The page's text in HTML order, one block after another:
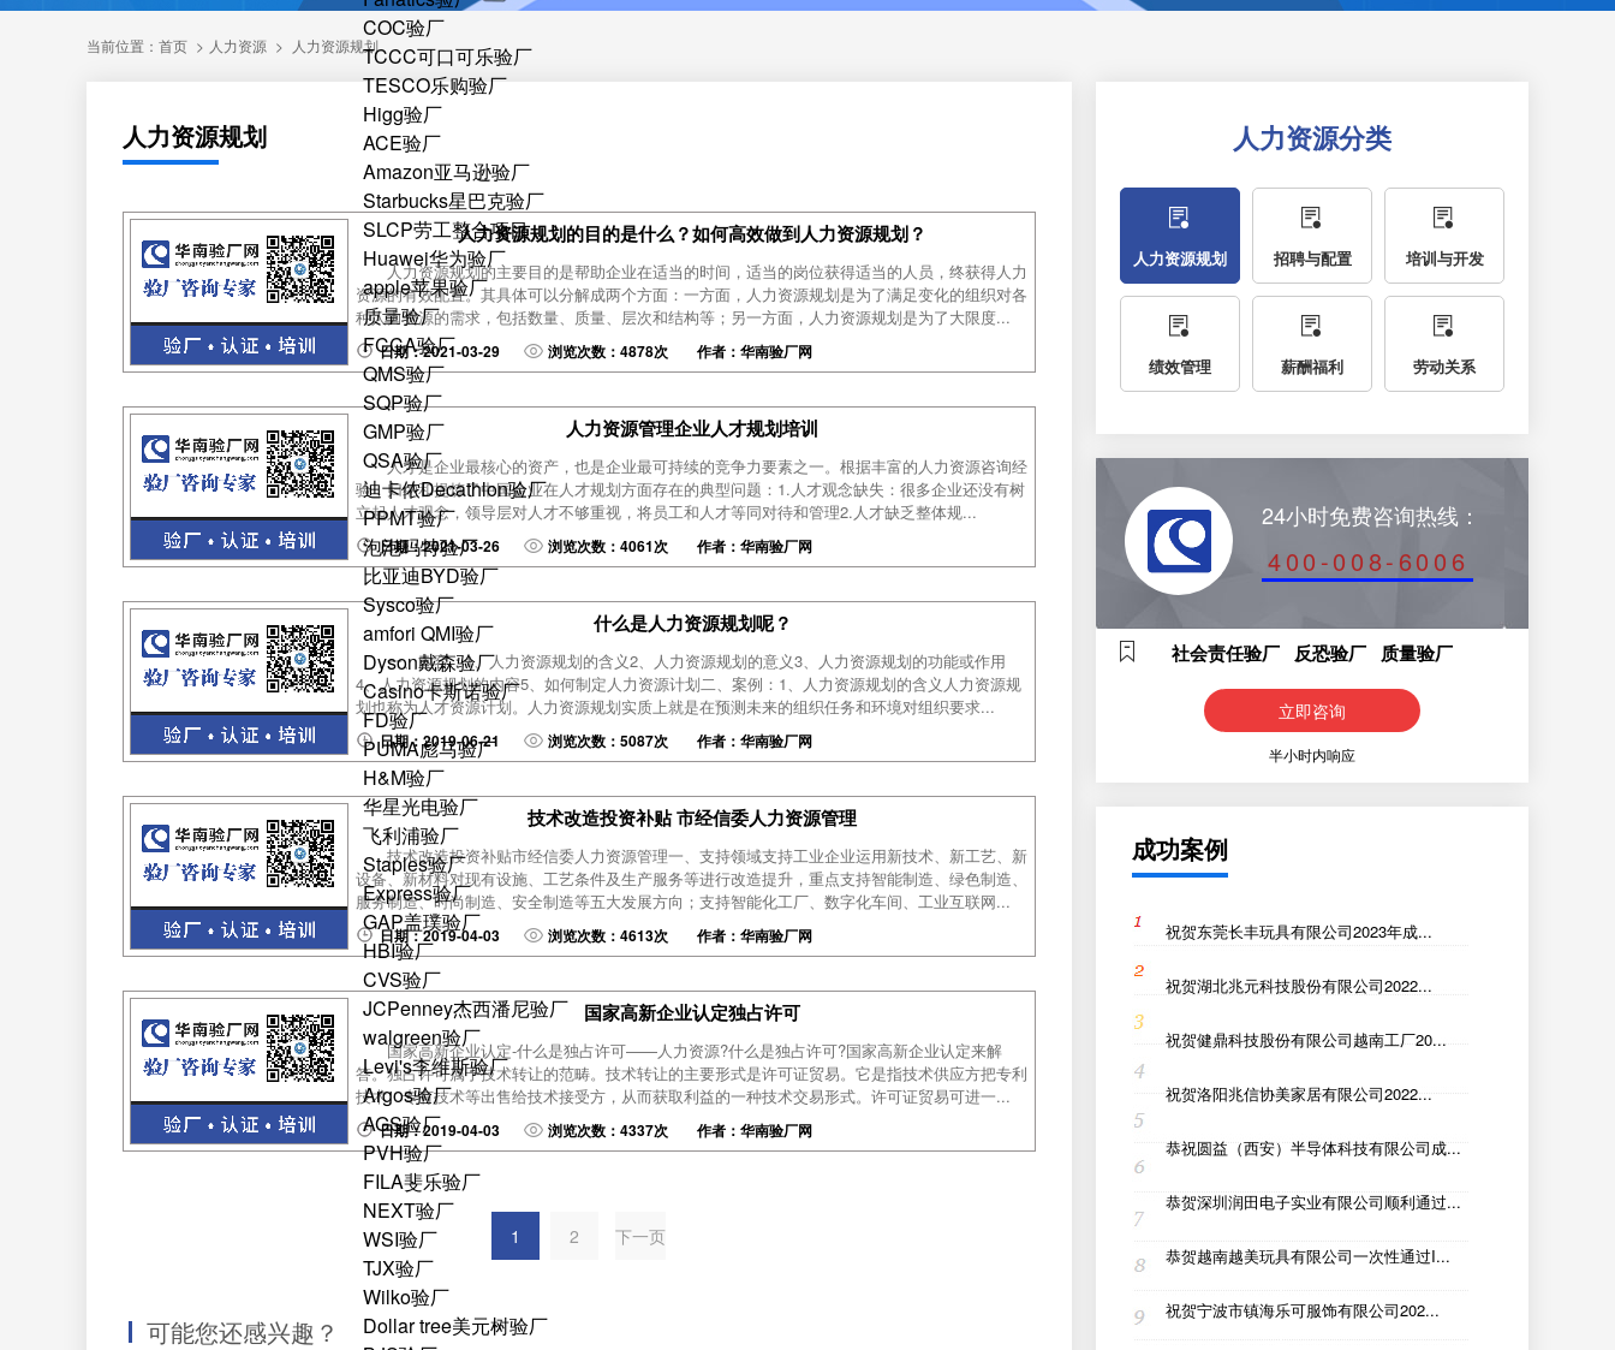
COC验厂
TCCC可口可乐验厂
TESCO乐购验厂
Higg验厂
ACE验厂
Amazon亚马逊验厂
Starbucks星巴克验厂
SLCP劳工整合项目
Huawei华为验厂
apple苹果验厂
质量验厂
FCCA验厂
QMS验厂
SQP验厂
GMP验厂
QSA验厂
迪卡侬Decathlon验厂
PPMT验厂
泡泡玛特验厂
比亚迪BYD验厂
Sysco验厂
amfori QMI验厂
Dyson戴森验厂
Casino卡斯诺验厂
FD验厂
PUMA彪马验厂
H&M验厂
华星光电验厂
飞利浦验厂
Staples验厂
Express验厂
GAP盖璞验厂
HBI验厂
CVS验厂
JCPenney杰西潘尼验厂
walgreen验厂
Levi's李维斯验厂
Argos验厂
AGS验厂
PVH验厂
FILA斐乐验厂
NEXT验厂
WSI验厂
TJX验厂
Wilko验厂
Dollar tree美元树验厂
当前位置： 首页 > 人力资源 > 人力资源规划
人力资源规划
人力资源规划的目的是什么？如何高效做到人力资源规划？
人力资源规划的主要目的是帮助企业在适当的时间，适当的岗位获得适当的人员，终获得人力
资源的有效配置。其具体可以分解成两个方面：一方面，人力资源规划是为了满足变化的组织对各
种人力资源的需求，包括数量、质量、层次和结构等；另一方面，人力资源规划是为了大限度...
日期：2021-03-29 浏览次数：4878次 作者：华南验厂网
人力资源管理企业人才规划培训
人才是企业最核心的资产，也是企业最可持续的竞争力要素之一。根据丰富的人力资源咨询经
验，归纳和提炼了中国企业在人才规划方面存在的典型问题：1.人才观念缺失：很多企业还没有树
立起人才观念，领导层对人才不够重视，将员工和人才等同对待和管理2.人才缺乏整体规...
日期：2021-03-26 浏览次数：4061次 作者：华南验厂网
什么是人力资源规划呢？
一、内容：1、人力资源规划的含义2、人力资源规划的意义3、人力资源规划的功能或作用
4、人力资源规划的内容5、如何制定人力资源计划二、案例：1、人力资源规划的含义人力资源规
划也称为人才资源计划。人力资源规划实质上就是在预测未来的组织任务和环境对组织要求...
日期：2019-06-21 浏览次数：5087次 作者：华南验厂网
技术改造投资补贴 市经信委人力资源管理
技术改造投资补贴市经信委人力资源管理一、支持领域支持工业企业运用新技术、新工艺、新
设备、新材料对现有设施、工艺条件及生产服务等进行改造提升，重点支持智能制造、绿色制造、
服务制造、时尚制造、安全制造等五大发展方向；支持智能化工厂、数字化车间、工业互联网...
日期：2019-04-03 浏览次数：4613次 作者：华南验厂网
国家高新企业认定独占许可
国家高新企业认定-什么是独占许可——人力资源?什么是独占许可?国家高新企业认定来解
答。独占许可属于技术转让的范畴。技术转让的主要形式是许可证贸易。它是指技术供应方把专利
技术、专有技术等出售给技术接受方，从而获取利益的一种技术交易形式。许可证贸易可进一...
日期：2019-04-03 浏览次数：4337次 作者：华南验厂网
1 2 下一页
可能您还感兴趣？
人力资源分类
人力资源规划 招聘与配置 培训与开发
绩效管理 薪酬福利 劳动关系
24小时免费咨询热线：
400-008-6006
社会责任验厂 反恐验厂 质量验厂
立即咨询
半小时内响应
成功案例
祝贺东莞长丰玩具有限公司2023年成...
祝贺湖北兆元科技股份有限公司2022...
祝贺健鼎科技股份有限公司越南工厂20...
祝贺洛阳兆信协美家居有限公司2022...
恭祝圆益（西安）半导体科技有限公司成...
恭贺深圳润田电子实业有限公司顺利通过...
恭贺越南越美玩具有限公司一次性通过I...
祝贺宁波市镇海乐可服饰有限公司202...